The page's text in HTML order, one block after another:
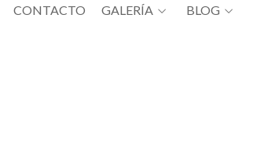
CONTACTO GALERÍA BLOG